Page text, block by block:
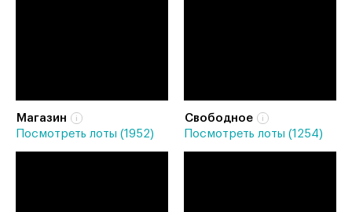
Магазин
Посмотреть лоты (1952)
Свободное
Посмотреть лоты (1254)